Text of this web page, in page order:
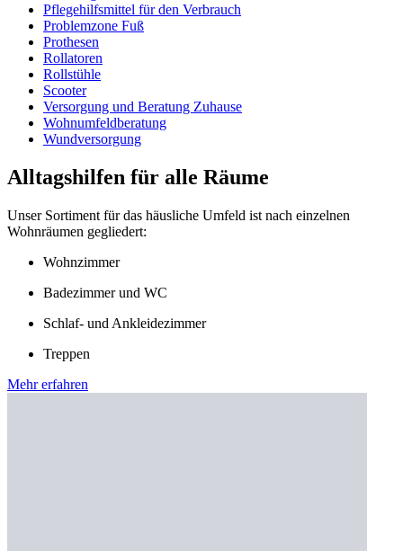
Pflegehilfsmittel für den Verbrauch
Problemzone Fuß
Prothesen
Rollatoren
Rollstühle
Scooter
Versorgung und Beratung Zuhause
Wohnumfeldberatung
Wundversorgung
Alltagshilfen für alle Räume
Unser Sortiment für das häusliche Umfeld ist nach einzelnen
Wohnräumen gegliedert:
Wohnzimmer
Badezimmer und WC
Schlaf- und Ankleidezimmer
Treppen
Mehr erfahren